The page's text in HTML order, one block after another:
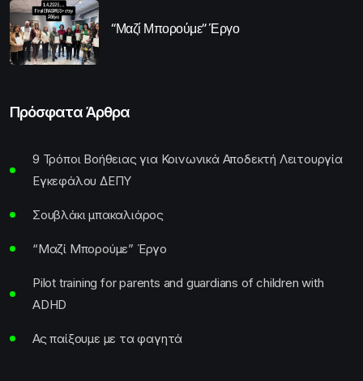
“Μαζί Μπορούμε” Έργο
Πρόσφατα Άρθρα
9 Τρόποι Βοήθειας για Κοινωνικά Αποδεκτή Λειτουργία
Εγκεφάλου ΔΕΠΥ
Σουβλάκι μπακαλιάρος
“Μαζί Μπορούμε” Έργο
Pilot training for parents and guardians of children with
ADHD
Ας παίξουμε με τα φαγητά